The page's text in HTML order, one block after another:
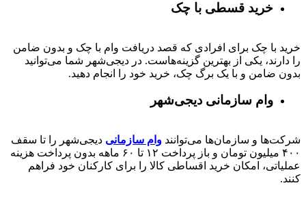
خرید قسطی با چک
خرید با چک برای افرادی که قصد دریافت وام با چک و بدون ضامن
را دارند، یکی از بهترین گزینه‌هاست. در دیجی‌شهر شما می‌توانید
بدون ضامن و با یک برگ چک، خرید خود را انجام دهید.
وام سازمانی دیجی‌شهر
شرکت‌ها و سازمان‌ها می‌توانند وام سازمانی دیجی‌شهر را تا سقف
۴۰۰ میلیون تومان و باز پرداخت ۱۲ تا ۶۰
ماهه بدون پرداخت هزینه
عملیاتی، امکان خرید اقساطی کالا را برای کارکنان خود فراهم
کنند.